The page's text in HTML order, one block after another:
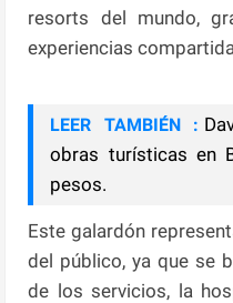
resorts del mundo,
experiencias
LEER TAMBIÉN :
obras turísticas en
pesos.
Este galardón
del público, ya que se
de los servicios, la